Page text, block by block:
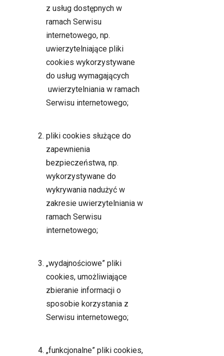
z usług dostępnych w
ramach Serwisu
internetowego, np.
uwierzytelniające pliki
cookies wykorzystywane
do usług wymagających
uwierzytelniania w ramach
Serwisu internetowego;
pliki cookies służące do
zapewnienia
bezpieczeństwa, np.
wykorzystywane do
wykrywania nadużyć w
zakresie uwierzytelniania w
ramach Serwisu
internetowego;
„wydajnościowe” pliki
cookies, umożliwiające
zbieranie informacji o
sposobie korzystania z
Serwisu internetowego;
„funkcjonalne” pliki cookies,